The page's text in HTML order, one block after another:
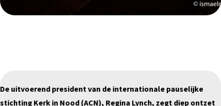
De uitvoerend president van de internationale pauselijke
stichting Kerk in Nood (ACN), Regina Lynch, zegt diep ontzet